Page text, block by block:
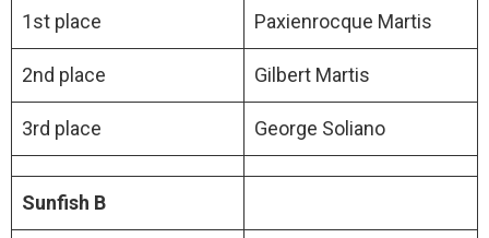
1st place Paxienrocque Martis
2nd place Gilbert Martis
3rd place George Soliano
Sunfish B